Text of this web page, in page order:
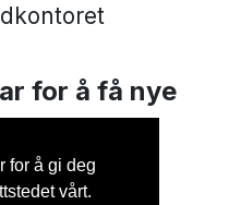
for å gi deg
vårt.
for å få nye